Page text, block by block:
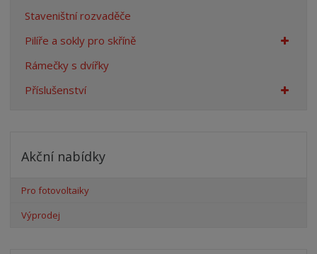
Staveništní rozvaděče
Pilíře a sokly pro skříně
Rámečky s dvířky
Příslušenství
Akční nabídky
Pro fotovoltaiky
Výprodej